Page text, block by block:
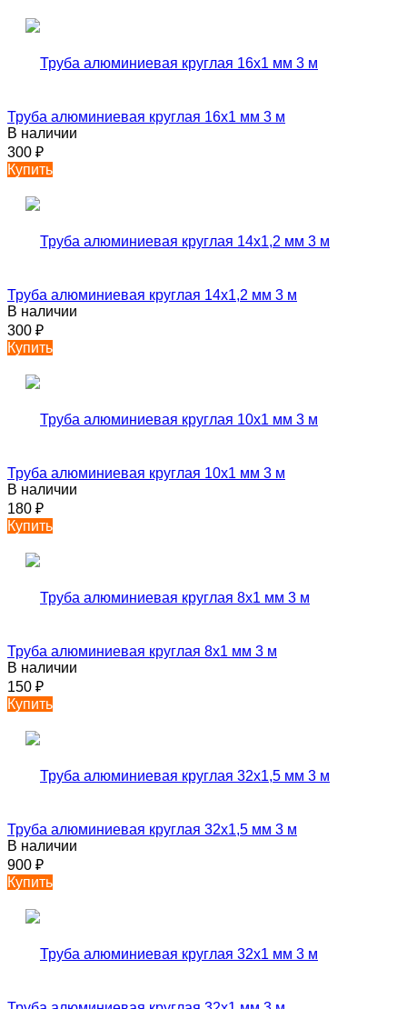
Труба алюминиевая круглая 16х1 мм 3 м
В наличии
300 ₽
Купить
Труба алюминиевая круглая 14х1,2 мм 3 м
В наличии
300 ₽
Купить
Труба алюминиевая круглая 10х1 мм 3 м
В наличии
180 ₽
Купить
Труба алюминиевая круглая 8х1 мм 3 м
В наличии
150 ₽
Купить
Труба алюминиевая круглая 32х1,5 мм 3 м
В наличии
900 ₽
Купить